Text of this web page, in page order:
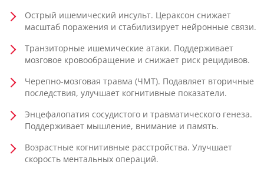
Острый ишемический инсульт. Цераксон снижает
масштаб поражения и стабилизирует нейронные связи.
Транзиторные ишемические атаки. Поддерживает
мозговое кровообращение и снижает риск рецидивов.
Черепно-мозговая травма (ЧМТ). Подавляет вторичные
последствия, улучшает когнитивные показатели.
Энцефалопатия сосудистого и травматического генеза.
Поддерживает мышление, внимание и память.
Возрастные когнитивные расстройства. Улучшает
скорость ментальных операций.